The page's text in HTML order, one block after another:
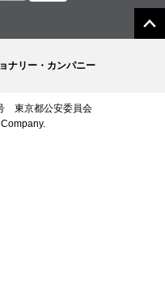
ナリー・カンパニー
東京都公安委員会